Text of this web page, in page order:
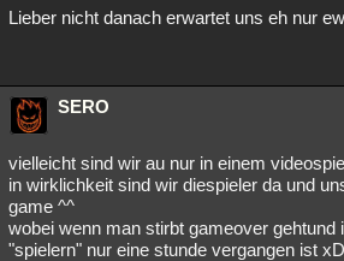
Lieber nicht danach erwartet uns eh nur
SERO
vielleicht sind wir au nur in einem
in wirklichkeit sind wir diespieler da und
game ^^
wobei wenn man stirbt gameover gehtund
"spielern" nur eine stunde vergangen ist xD